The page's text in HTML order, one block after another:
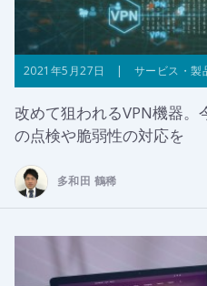
2021年5月27日 | サービス・製
改めて狙われるVPN機器
の点検や脆弱性の対応を
多和田 鶴稀